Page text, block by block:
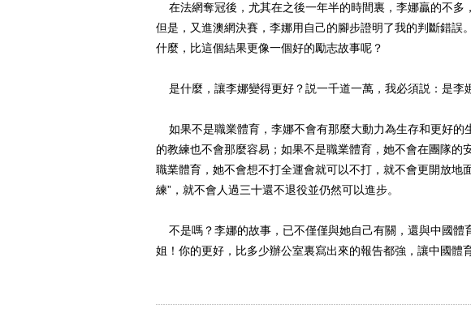
在法網奪冠後，尤其在之後一年半的時間裏，李娜贏的不多
但是，又進澳網決賽，李娜用自己的腳步證明了我的判斷錯誤
什麼，比這個結果更像一個好的勵志故事呢？
是什麼，讓李娜變得更好？説一千道一萬，我必須説：是李
如果不是職業體育，李娜不會有那麼大動力為生存和更好的
的教練也不會那麼容易；如果不是職業體育，她不會在團隊的
職業體育，她不會想不打全運會就可以不打，就不會更開放地
練”，就不會人過三十還不退役並仍然可以進步。
不是嗎？李娜的故事，已不僅僅與她自己有關，還與中國體
姐！你的更好，比多少辦公室裏寫出來的報告都強，讓中國體